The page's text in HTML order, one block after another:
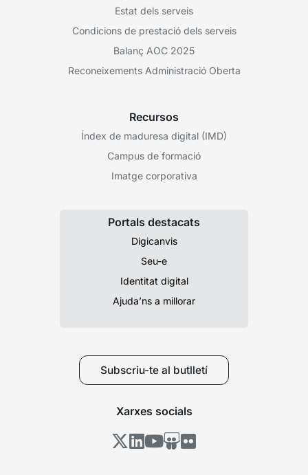
Estat dels serveis
Condicions de prestació dels serveis
Balanç AOC 2025
Reconeixements Administració Oberta
Recursos
Índex de maduresa digital (IMD)
Campus de formació
Imatge corporativa
Portals destacats
Digicanvis
Seu-e
Identitat digital
Ajuda’ns a millorar
Subscriu-te al butlletí
Xarxes socials